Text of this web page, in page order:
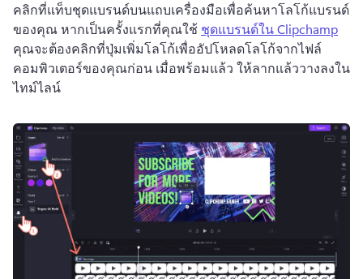
คลิกที่แท็บชุดแบรนด์บนแถบเครื่องมือเพื่อค้นหาโลโก้แบรนด์
ของคุณ หากเป็นครั้งแรกที่คุณใช้ ชุดแบรนด์ใน Clipchamp
คุณจะต้องคลิกที่ปุ่มเพิ่มโลโก้เพื่ออัปโหลดโลโก้จากไฟล์
คอมพิวเตอร์ของคุณก่อน เมื่อพร้อมแล้ว ให้ลากแล้ววางลงใน
ไทม์ไลน์